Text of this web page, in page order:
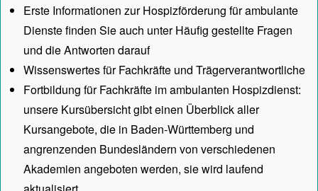
Erste Informationen zur Hospizförderung für ambulante
Dienste finden Sie auch unterHäufig gestellte Fragen
und die Antworten darauf
Wissenswertes für Fachkräfte und Trägerverantwortliche
Fortbildung für Fachkräfte im ambulanten Hospizdienst:
unsere Kursübersichtgibt einen Überblick aller
Kursangebote, die in Baden-Württemberg und
angrenzenden Bundesländern von verschiedenen
Akademien angeboten werden, sie wird laufend